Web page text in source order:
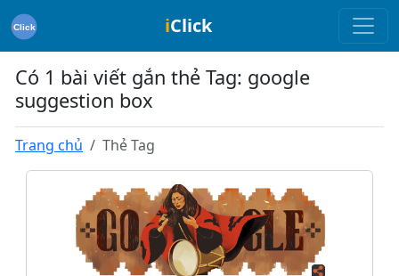
iClick
Có 1 bài viết gắn thẻ Tag: google
suggestion box
Trang chủ Thẻ Tag